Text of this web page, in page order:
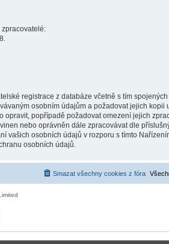
registrace z databáze včetně s tím
osobním údajům a požadovat jejich kopii
popřípadě požadovat omezení jejich
nebo oprávněn dále zpracovávat dle
vašich osobních údajů v rozporu s tímto
osobních údajů.
Smazat všechny cookies z fóra